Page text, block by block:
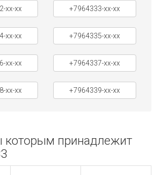
xx-xx +7964333-xx-xx
xx-xx +7964335-xx-xx
xx-xx +7964337-xx-xx
xx-xx +7964339-xx-xx
которым принадлежит